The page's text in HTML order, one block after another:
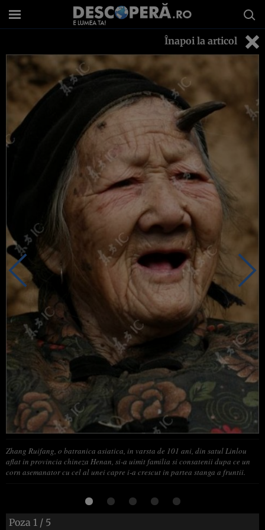
Înapoi la articol
Zhang Ruifang, o batranica asiatica, in varsta de 101 ani, din satul Linlou
aflat in provincia chineza Henan, si-a uimit familia si consatenii dupa ce un
corn asemanator cu cel al unei capre i-a crescut in partea stanga a fruntii.
Poza 1 / 5